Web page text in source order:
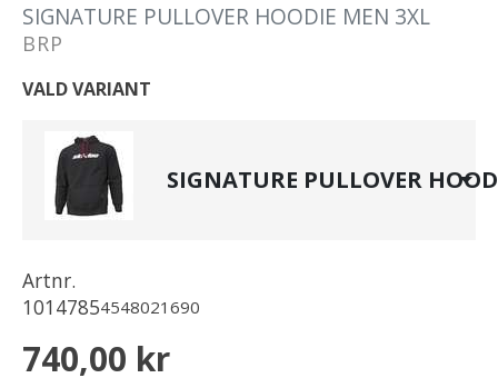
SIGNATURE PULLOVER HOODIE MEN 3XL
BRP
VALD VARIANT
SIGNATURE PULLOVER
Artnr.
10147854548021690
740,00 kr